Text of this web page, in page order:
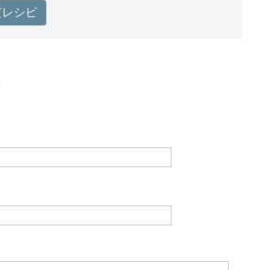
シピ